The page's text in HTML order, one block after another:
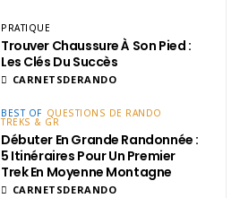
PRATIQUE
Trouver Chaussure À Son Pied :
Les Clés Du Succès
CARNETSDERANDO
BEST OF QUESTIONS DE RANDO
TREKS & GR
Débuter En Grande Randonnée :
5 Itinéraires Pour Un Premier
Trek En Moyenne Montagne
CARNETSDERANDO